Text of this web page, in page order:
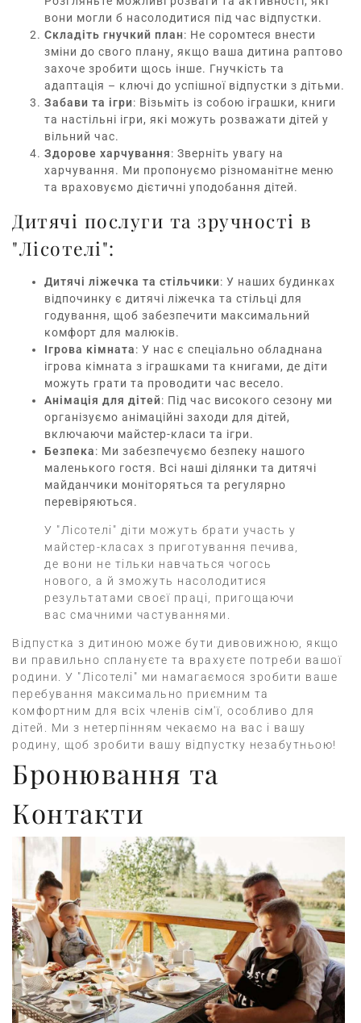
вони могли б насолодитися під час відпустки.
Складіть гнучкий план: Не соромтеся внести
зміни до свого плану, якщо ваша дитина раптово
захоче зробити щось інше. Гнучкість та
адаптація – ключі до успішної відпустки з дітьми.
Забави та ігри: Візьміть із собою іграшки, книги
та настільні ігри, які можуть розважати дітей у
вільний час.
Здорове харчування: Зверніть увагу на
харчування. Ми пропонуємо різноманітне меню
та враховуємо дієтичні уподобання дітей.
Дитячі послуги та зручності в
"Лісотелі":
Дитячі ліжечка та стільчики: У наших будинках
відпочинку є дитячі ліжечка та стільці для
годування, щоб забезпечити максимальний
комфорт для малюків.
Ігрова кімната: У нас є спеціально обладнана
ігрова кімната з іграшками та книгами, де діти
можуть грати та проводити час весело.
Анімація для дітей: Під час високого сезону ми
організуємо анімаційні заходи для дітей,
включаючи майстер-класи та ігри.
Безпека: Ми забезпечуємо безпеку нашого
маленького гостя. Всі наші ділянки та дитячі
майданчики моніторяться та регулярно
перевіряються.
У "Лісотелі" діти можуть брати участь у
майстер-класах з приготування печива,
де вони не тільки навчаться чогось
нового, а й зможуть насолодитися
результатами своєї праці, пригощаючи
вас смачними частуваннями.
Відпустка з дитиною може бути дивовижною, якщо
ви правильно сплануєте та врахуєте потреби вашої
родини. У "Лісотелі" ми намагаємося зробити ваше
перебування максимально приємним та
комфортним для всіх членів сім'ї, особливо для
дітей. Ми з нетерпінням чекаємо на вас і вашу
родину, щоб зробити вашу відпустку незабутньою!
Бронювання та
Контакти